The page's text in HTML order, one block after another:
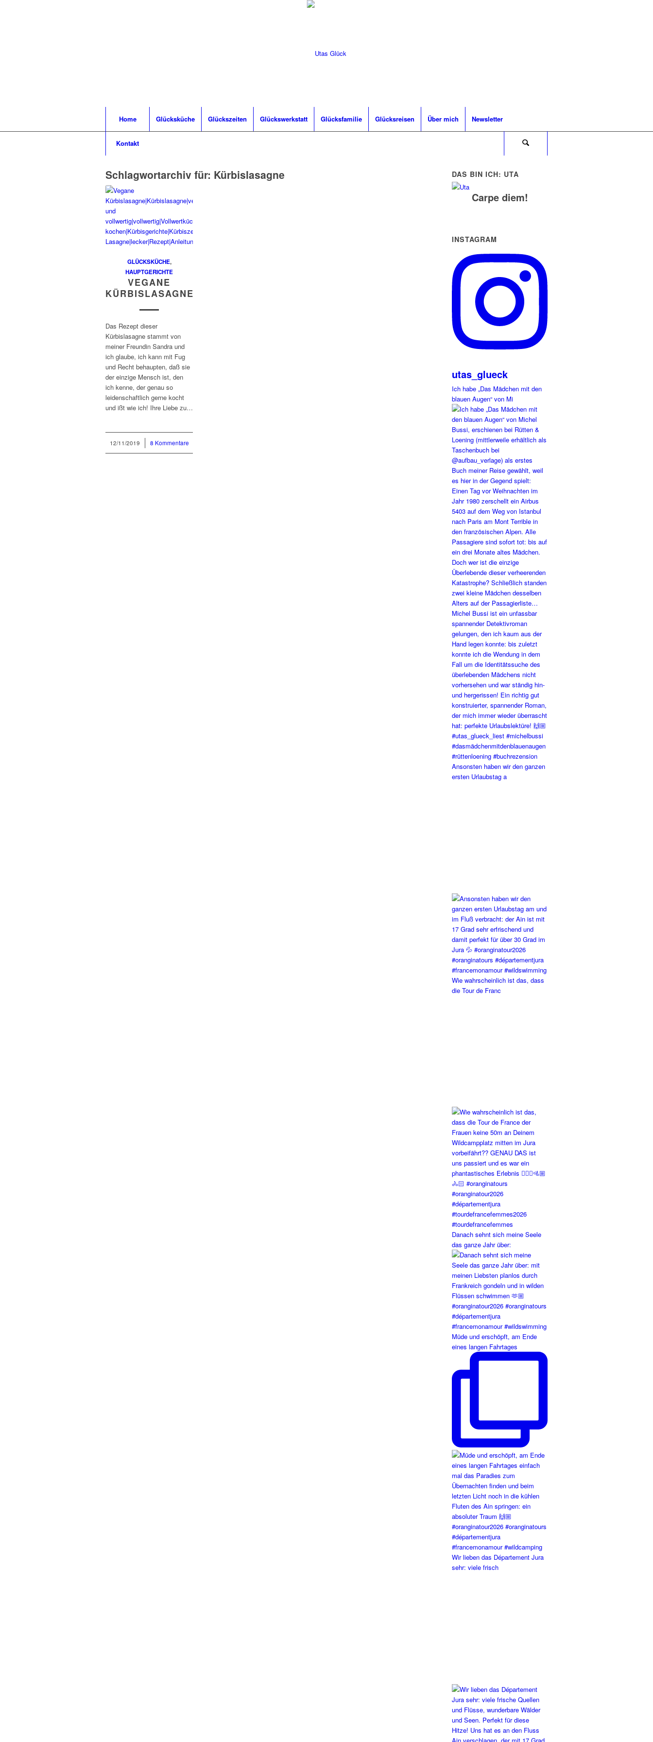
Home Glücksküche Glückszeiten Glückswerkstatt Glücksfamilie Glücksreisen Über mich Newsletter
Kontakt
Schlagwortarchiv für: Kürbislasagne
GLÜCKSKÜCHE,
HAUPTGERICHTE
VEGANE
KÜRBISLASAGNE
Das Rezept dieser
Kürbislasagne stammt von
meiner Freundin Sandra und
ich glaube, ich kann mit Fug
und Recht behaupten, daß sie
der einzige Mensch ist, den
ich kenne, der genau so
leidenschaftlich gerne kocht
und ißt wie ich! Ihre Liebe zu…
12/11/2019
/ 8 Kommentare
DAS BIN ICH: UTA
Carpe diem!
INSTAGRAM
utas_glueck
Ich habe „Das Mädchen mit den
blauen Augen“ von Mi
Ansonsten haben wir den ganzen
ersten Urlaubstag a
Wie wahrscheinlich ist das, dass
die Tour de Franc
Danach sehnt sich meine Seele
das ganze Jahr über:
Müde und erschöpft, am Ende
eines langen Fahrtages
Wir lieben das Département Jura
sehr: viele frisch